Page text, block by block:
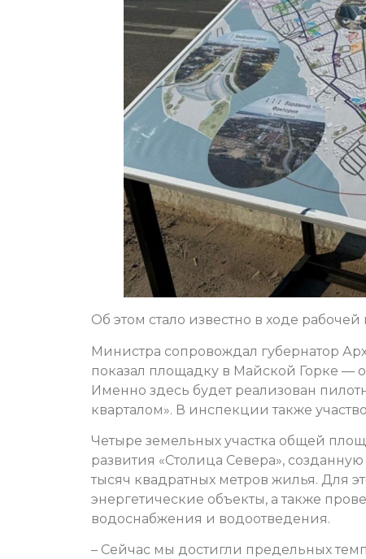
Об этом стало известно в ходе
Министра сопровождал губернатор
показал площадку в Майской Горке —
Именно здесь будет реализован
кварталом». В инспекции также
Четыре земельных участка общей
развития «Столица Севера»,
тысяч квадратных метров жилья. Для
энергетические объекты, а также
водоснабжения и водоотведения.
– Сейчас мы достигли предельных